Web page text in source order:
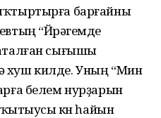
барғайны
“Йөрәгемде
сығышы
хуш килде. Уның “Мин
белем нурҙарын
көн һайын